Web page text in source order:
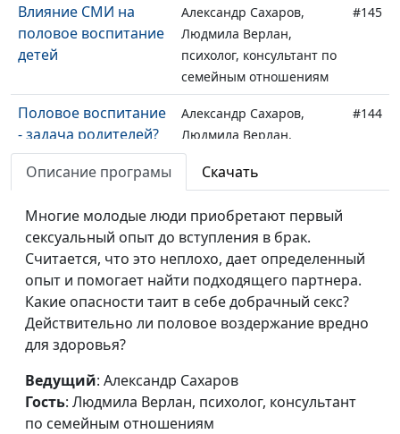
Влияние СМИ на
половое воспитание
детей
Александр Сахаров,
Людмила Верлан,
психолог, консультант по
семейным отношениям
#145
Половое воспитание
- задача родителей?
Александр Сахаров,
Людмила Верлан,
психолог, консультант по
семейным отношениям
#144
Мужская дружба
Юлия Синицына, Роман
Маринин, семейный
консультант
Кто главный в
семье?
Юлия Синицына, Роман
Маринин, семейный
консультант
Жена не ценит мужа
Юлия Синицына, Роман
Маринин, семейный
Описание програмы Скачать
Многие молодые люди приобретают первый
сексуальный опыт до вступления в брак.
Считается, что это неплохо, дает определенный
опыт и помогает найти подходящего партнера.
Какие опасности таит в себе добрачный секс?
Действительно ли половое воздержание вредно
для здоровья?
Ведущий: Александр Сахаров
Гость: Людмила Верлан, психолог, консультант
по семейным отношениям